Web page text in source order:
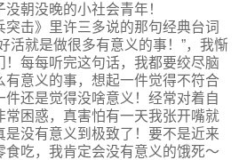
朝没晚的小社会青年！
击》里许三多说的那句经典台词
活就是做很多有意义的事！”，我惭
每每听完这句话，我都要绞尽脑
意义的事，想起一件觉得不符合
还是觉得没啥意义！经常对着自
常困惑，真害怕有一天我张开嘴就
是没有意义到极致了！要不是近来
食吃，我肯定会没有意义的饿死～